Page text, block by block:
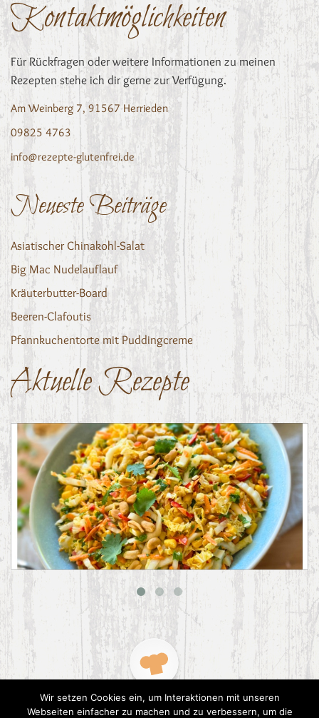
Kontaktmöglichkeiten
Für Rückfragen oder weitere Informationen zu meinen
Rezepten stehe ich dir gerne zur Verfügung.
Am Weinberg 7, 91567 Herrieden
09825 4763
info@rezepte-glutenfrei.de
Neueste Beiträge
Asiatischer Chinakohl-Salat
Big Mac Nudelauflauf
Kräuterbutter-Board
Beeren-Clafoutis
Pfannkuchentorte mit Puddingcreme
Aktuelle Rezepte
Asiatischer Chinakohl-Salat
Wir setzen Cookies ein, um Interaktionen mit unseren
Webseiten einfacher zu machen und zu verbessern, um die